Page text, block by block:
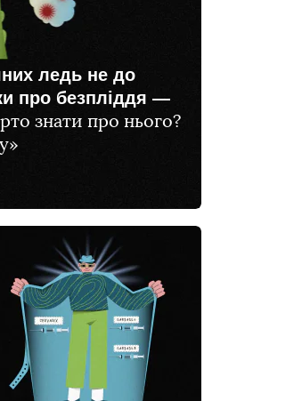
ледь не до
про безпліддя —
знати про нього?